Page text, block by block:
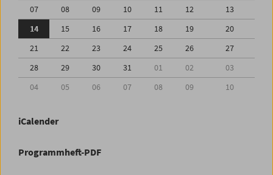
07
08 09 10 11 12
13
14
15 16 17 18 19
20
21
22 23 24 25 26
27
28
29 30 31 01 02
03
04
05 06 07 08 09 10
iCalender
Programmheft-PDF